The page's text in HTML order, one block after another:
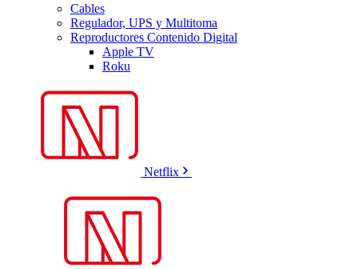
Cables
Regulador, UPS y Multitoma
Reproductores Contenido Digital
Apple TV
Roku
Netflix